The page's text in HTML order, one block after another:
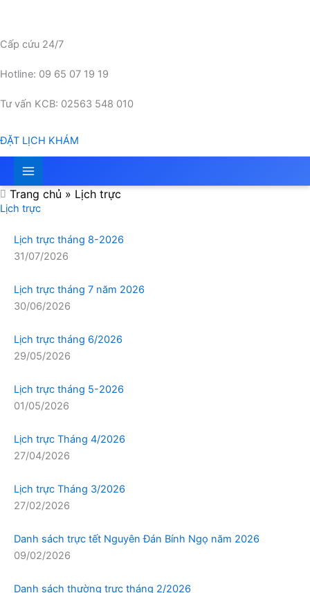
nội
Cấp cứu 24/7
Hotline: 09 65 07 19 19
Tư vấn KCB: 02563 548 010
ĐẶT LỊCH KHÁM
Trang chủ » Lịch trực
Lịch trực
Lịch trực tháng 8-2026
31/07/2026
Lịch trực tháng 7 năm 2026
30/06/2026
Lịch trực tháng 6/2026
29/05/2026
Lịch trực tháng 5-2026
01/05/2026
Lịch trực Tháng 4/2026
27/04/2026
Lịch trực Tháng 3/2026
27/02/2026
Danh sách trực tết Nguyên Đán Bính Ngọ năm 2026
09/02/2026
Danh sách thường trực tháng 2/2026